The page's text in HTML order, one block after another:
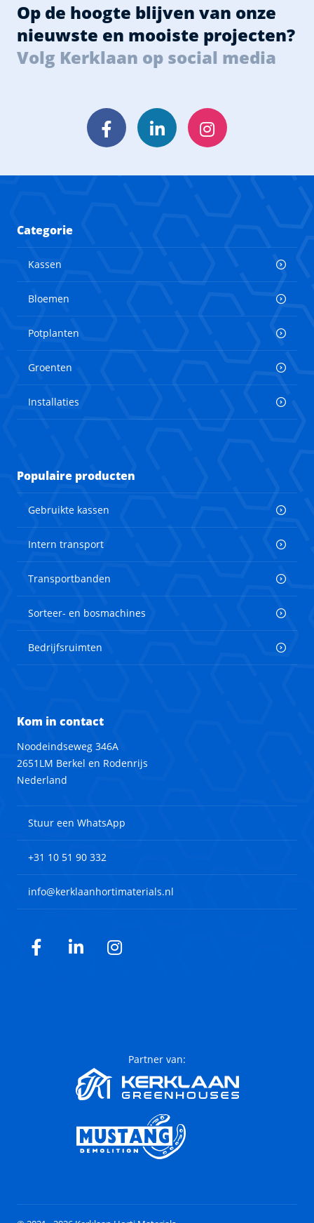
Op de hoogte blijven van onze
nieuwste en mooiste projecten?
Volg Kerklaan op social media
FacebookLinkedInInstagram
Categorie
Kassen
Bloemen
Potplanten
Groenten
Installaties
Populaire producten
Gebruikte kassen
Intern transport
Transportbanden
Sorteer- en bosmachines
Bedrijfsruimten
Kom in contact
Noodeindseweg 346A
2651LM Berkel en Rodenrijs
Nederland
Stuur een WhatsApp
+31 10 51 90 332
info@kerklaanhortimaterials.nl
Facebook
LinkedInInstagram
Partner van: